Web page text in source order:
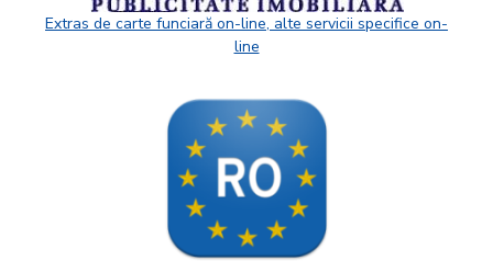
Extras de carte funciară on-line, alte servicii specifice on-
line